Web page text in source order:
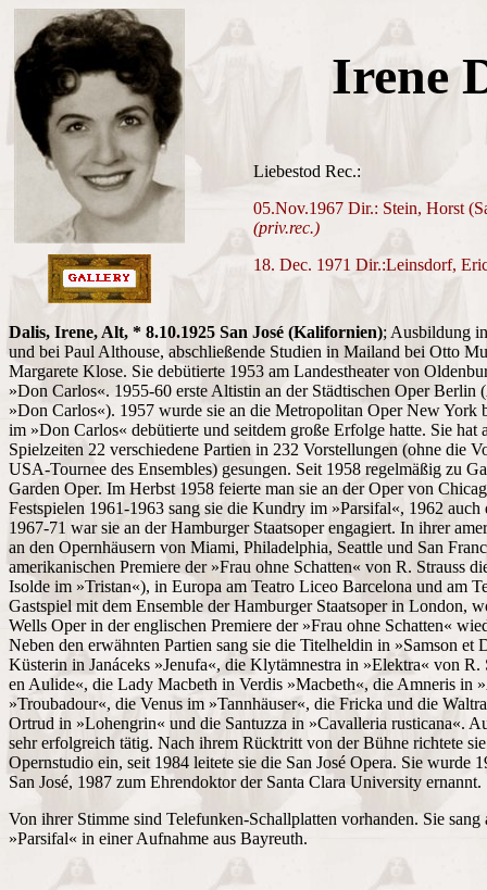
Irene
Liebestod Rec.:
05.Nov.1967 Dir.: Stein, Horst
(priv.rec.)
18. Dec. 1971 Dir.:Leinsdorf,
Dalis, Irene, Alt, * 8.10.1925 San José (Kalifornien); Ausbildung
und bei Paul Althouse, abschließende Studien in Mailand bei Otto
Margarete Klose. Sie debütierte 1953 am Landestheater von
»Don Carlos«. 1955-60 erste Altistin an der Städtischen Oper
»Don Carlos«). 1957 wurde sie an die Metropolitan Oper New York
im »Don Carlos« debütierte und seitdem große Erfolge hatte. Sie
Spielzeiten 22 verschiedene Partien in 232 Vorstellungen (ohne die
USA-Tournee des Ensembles) gesungen. Seit 1958 regelmäßig zu
Garden Oper. Im Herbst 1958 feierte man sie an der Oper von
Festspielen 1961-1963 sang sie die Kundry im »Parsifal«, 1962
1967-71 war sie an der Hamburger Staatsoper engagiert. In ihrer
an den Opernhäusern von Miami, Philadelphia, Seattle und San
amerikanischen Premiere der »Frau ohne Schatten« von R. Strauss
Isolde im »Tristan«), in Europa am Teatro Liceo Barcelona und am
Gastspiel mit dem Ensemble der Hamburger Staatsoper in London,
Wells Oper in der englischen Premiere der »Frau ohne Schatten«
Neben den erwähnten Partien sang sie die Titelheldin in »Samson et
Küsterin in Janáceks »Jenufa«, die Klytämnestra in »Elektra« von
en Aulide«, die Lady Macbeth in Verdis »Macbeth«, die Amneris in
»Troubadour«, die Venus im »Tannhäuser«, die Fricka und die
Ortrud in »Lohengrin« und die Santuzza in »Cavalleria rusticana«.
sehr erfolgreich tätig. Nach ihrem Rücktritt von der Bühne richtete
Opernstudio ein, seit 1984 leitete sie die San José Opera. Sie wurde
San José, 1987 zum Ehrendoktor der Santa Clara University ernannt.
Von ihrer Stimme sind Telefunken-Schallplatten vorhanden. Sie
»Parsifal« in einer Aufnahme aus Bayreuth.